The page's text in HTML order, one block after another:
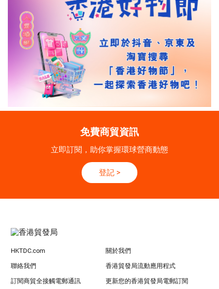
免費商貿資訊
立即訂閱，助你掌握環球營商動態
登記 >
HKTDC.com 關於我們
聯絡我們 香港貿發局流動應用程式
訂閱商貿全接觸電郵通訊 更新您的香港貿發局電郵訂閱